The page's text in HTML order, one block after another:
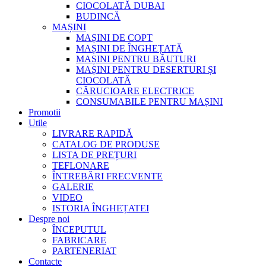
CIOCOLATĂ DUBAI
BUDINCĂ
MAȘINI
MAȘINI DE COPT
MAȘINI DE ÎNGHEȚATĂ
MAȘINI PENTRU BĂUTURI
MAȘINI PENTRU DESERTURI ȘI
CIOCOLATĂ
CĂRUCIOARE ELECTRICE
CONSUMABILE PENTRU MAȘINI
Promotii
Utile
LIVRARE RAPIDĂ
CATALOG DE PRODUSE
LISTA DE PREȚURI
TEFLONARE
ÎNTREBĂRI FRECVENTE
GALERIE
VIDEO
ISTORIA ÎNGHEȚATEI
Despre noi
ÎNCEPUTUL
FABRICARE
PARTENERIAT
Contacte